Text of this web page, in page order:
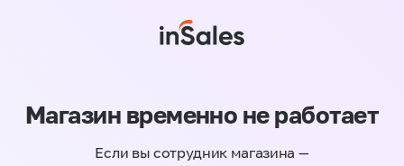
Магазин временно не работает
Если вы сотрудник магазина —